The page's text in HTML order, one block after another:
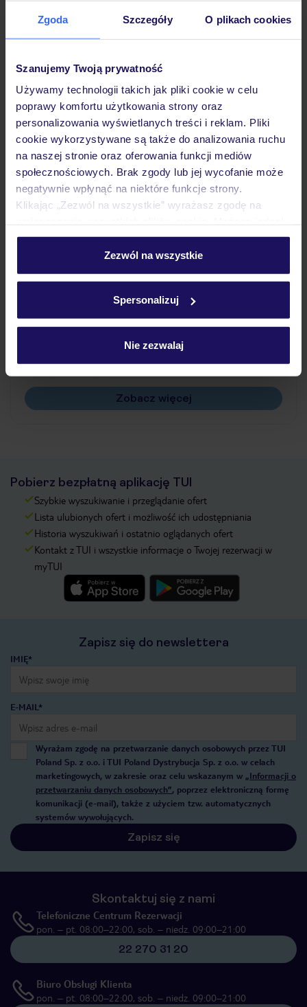
Zgoda Szczegóły O plikach cookies
Szanujemy Twoją prywatność
Używamy technologii takich jak pliki cookie w celu
poprawy komfortu użytkowania strony oraz
personalizowania wyświetlanych treści i reklam. Pliki
cookie wykorzystywane są także do analizowania ruchu
na naszej stronie oraz oferowania funkcji mediów
społecznościowych. Brak zgody lub jej wycofanie może
negatywnie wpłynąć na niektóre funkcje strony.
Klikając „Zezwól na wszystkie” wyrażasz zgodę na
personalizować swój wybór wchodząc w zakładkę
Szczegółowe informacje o plikach cookie znajdziesz
Zezwól na wszystkie
Spersonalizuj
Nie zezwalaj
Hotel
Pokoje
Wyżywienie
Atrakcje
Ważne informacje
Często zadawane pytania
Jak zmienić uczestników/osobę zgłaszającą?
Czy w Hotelu będzie przedstawiciel TUI?
Zobacz więcej
Pobierz bezpłatną aplikację TUI
Szybkie wyszukiwanie i przeglądanie ofert
Lista ulubionych ofert i możliwość ich udostępniania
Historia wyszukiwań i ostatnio oglądanych ofert
Kontakt z TUI i wszystkie informacje o Twojej rezerwacji w
myTUI
Zapisz się do newslettera
IMIĘ*
E-MAIL*
Wyrażam zgodę na przetwarzanie danych osobowych przez TUI
Poland Sp. z o.o. i TUI Poland Dystrybucja Sp. z o.o. w celach
marketingowych, w zakresie oraz celu wskazanym w „Informacji o
przetwarzaniu danych osobowych”, poprzez elektroniczną formę
komunikacji (e-mail), także z użyciem tzw. automatycznych
systemów wywołujących.
Zapisz się
Skontaktuj się z nami
Telefoniczne Centrum Rezerwacji
pon. – pt. 08:00–22:00, sob. – niedz. 09:00–21:00
22 270 31 20
Biuro Obsługi Klienta
pon. – pt. 08:00–22:00, sob. – niedz. 09:00–21:00